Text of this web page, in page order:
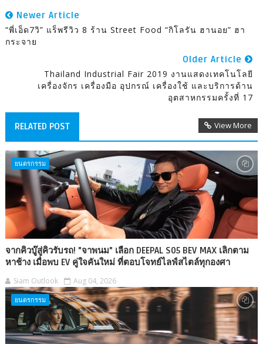
Newer Article
“พี่เอ็ด7วิ” แร็พรีวิว 8 ร้าน Street Food “กิโลรัน ฮานอย” ฮา
กระจาย
Older Article
Thailand Industrial Fair 2019 งานแสดงเทคโนโลยี
เครื่องจักร เครื่องมือ อุปกรณ์ เครื่องใช้ และบริการด้าน
อุตสาหกรรมครั้งที่ 17
RELATED POST View More
ยนตรกรรม
จากคิวบู๊สู่คิวรับรถ! "จาพนม" เลือก DEEPAL S05 BEV MAX เลิกตาม
หาช้าง เมื่อพบ EV คู่ใจคันใหม่ ที่ตอบโจทย์ไลฟ์สไตล์ทุกองศา
Siam Outlook Aug 04, 2026
ยนตรกรรม